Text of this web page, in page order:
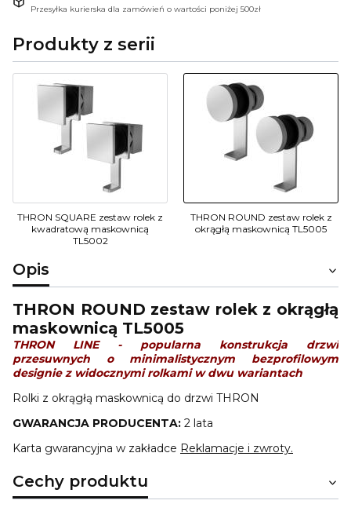
Przesyłka kurierska dla zamówień o wartości poniżej 500zł
Produkty z serii
THRON SQUARE zestaw rolek z
kwadratową maskownicą
TL5002
THRON ROUND zestaw rolek z
okrągłą maskownicą TL5005
Opis
THRON ROUND zestaw rolek z okrągłą
maskownicą TL5005
THRON LINE - popularna konstrukcja drzwi
przesuwnych o minimalistycznym bezprofilowym
designie z widocznymi rolkami w dwu wariantach
Rolki z okrągłą maskownicą do drzwi THRON
GWARANCJA PRODUCENTA: 2 lata
Karta gwarancyjna w zakładce Reklamacje i zwroty.
Cechy produktu